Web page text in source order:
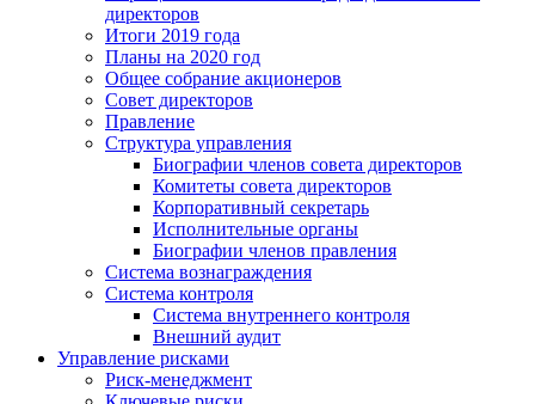
директоров
Итоги 2019 года
Планы на 2020 год
Общее собрание акционеров
Совет директоров
Правление
Структура управления
Биографии членов совета директоров
Комитеты совета директоров
Корпоративный секретарь
Исполнительные органы
Биографии членов правления
Система вознаграждения
Система контроля
Система внутреннего контроля
Внешний аудит
Управление рисками
Риск-менеджмент